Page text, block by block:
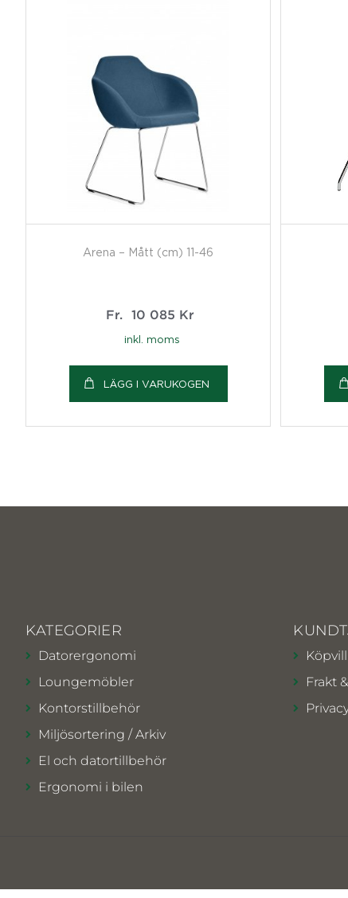
Arena – Mått (cm) 11-46
Fr. 10 085 Kr
inkl. moms
LÄGG I VARUKOGEN
KATEGORIER
Datorergonomi
Loungemöbler
Kontorstillbehör
Miljösortering / Arkiv
El och datortillbehör
Ergonomi i bilen
Frakt